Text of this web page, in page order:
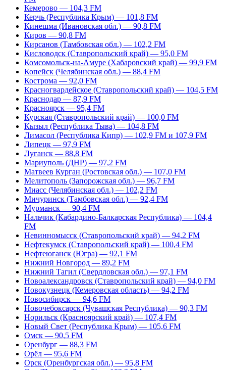
Кемерово — 104,3 FM
Керчь (Республика Крым) — 101,8 FM
Кинешма (Ивановская обл.) — 90,8 FM
Киров — 90,8 FM
Кирсанов (Тамбовская обл.) — 102,2 FM
Кисловодск (Ставропольский край) — 95,0 FM
Комсомольск-на-Амуре (Хабаровский край) — 99,9 FM
Копейск (Челябинская обл.) — 88,4 FM
Кострома — 92,0 FM
Красногвардейское (Ставропольский край) — 104,5 FM
Краснодар — 87,9 FM
Красноярск — 95,4 FM
Курская (Ставропольский край) — 100,0 FM
Кызыл (Республика Тыва) — 104,8 FM
Лимасол (Республика Кипр) — 102,9 FM и 107,9 FM
Липецк — 97,9 FM
Луганск — 88,8 FM
Мариуполь (ДНР) — 97,2 FM
Матвеев Курган (Ростовская обл.) — 107,0 FM
Мелитополь (Запорожская обл.) — 96,7 FM
Миасс (Челябинская обл.) — 102,2 FM
Мичуринск (Тамбовская обл.) — 92,4 FM
Мурманск — 90,4 FM
Нальчик (Кабардино-Балкарская Республика) — 104,4
FM
Невинномысск (Ставропольский край) — 94,2 FM
Нефтекумск (Ставропольский край) — 100,4 FM
Нефтеюганск (Югра) — 92,1 FM
Нижний Новгород — 89,2 FM
Нижний Тагил (Свердловская обл.) — 97,1 FM
Новоалександровск (Ставропольский край) — 94,0 FM
Новокузнецк (Кемеровская область) — 94,2 FM
Новосибирск — 94,6 FM
Новочебоксарск (Чувашская Республика) — 90,3 FM
Норильск (Красноярский край) — 107,4 FM
Новый Свет (Республика Крым) — 105,6 FM
Омск — 90,5 FM
Оренбург — 88,3 FM
Орёл — 95,6 FM
Орск (Оренбургская обл.) — 95,8 FM